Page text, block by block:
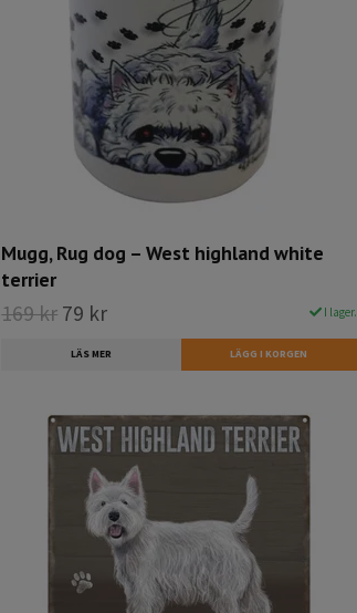
Mugg, Rug dog – West highland white
terrier
169 kr 79 kr I lager.
LÄS MER